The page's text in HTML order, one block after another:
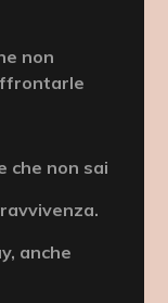
non
che non sai
anche